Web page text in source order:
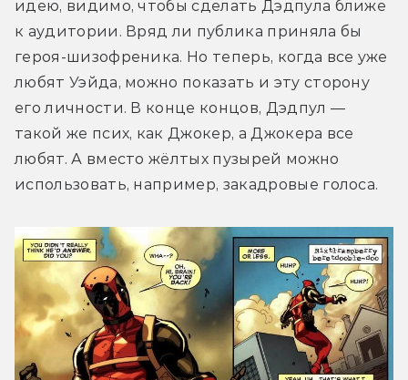
идею, видимо, чтобы сделать Дэдпула ближе
к аудитории. Вряд ли публика приняла бы
героя-шизофреника. Но теперь, когда все уже
любят Уэйда, можно показать и эту сторону
его личности. В конце концов, Дэдпул —
такой же псих, как Джокер, а Джокера все
любят. А вместо жёлтых пузырей можно
использовать, например, закадровые голоса.